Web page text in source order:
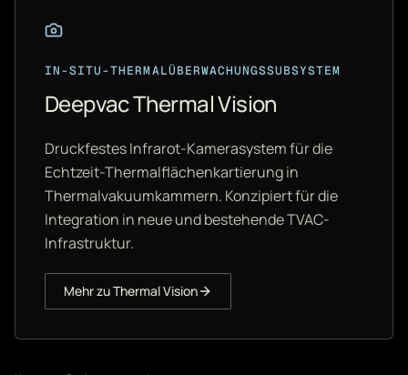
IN-SITU-THERMALÜBERWACHUNGSSUBSYSTEM
Deepvac Thermal Vision
Druckfestes Infrarot-Kamerasystem für die
Echtzeit-Thermalflächenkartierung in
Thermalvakuumkammern. Konzipiert für die
Integration in neue und bestehende TVAC-
Infrastruktur.
Mehr zu Thermal Vision